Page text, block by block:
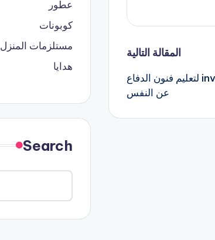
المقالة التالية
كود خصم انفكتوس فايتر invictus لتعليم فنون الدفاع
عن النفس
عطور
كوبونات
مستلزمات المنزل
هدايا
Search